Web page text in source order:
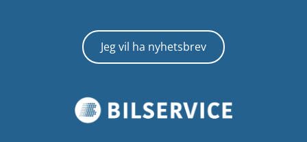
Jeg vil ha nyhetsbrev